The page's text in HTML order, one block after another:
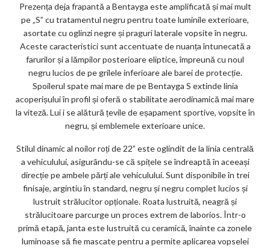
Prezența deja frapantă a Bentayga este amplificată și mai mult
pe „S” cu tratamentul negru pentru toate luminile exterioare,
asortate cu oglinzi negre și praguri laterale vopsite în negru.
Aceste caracteristici sunt accentuate de nuanța întunecată a
farurilor și a lămpilor posterioare eliptice, împreună cu noul
negru lucios de pe grilele inferioare ale barei de protecție.
Spoilerul spate mai mare de pe Bentayga S extinde linia
acoperișului în profil și oferă o stabilitate aerodinamică mai mare
la viteză. Lui i se alătură țevile de eșapament sportive, vopsite în
negru, și emblemele exterioare unice.
Stilul dinamic al noilor roți de 22” este oglindit de la linia centrală
a vehiculului, asigurându-se că spițele se îndreaptă în aceeași
direcție pe ambele părți ale vehiculului. Sunt disponibile în trei
finisaje, argintiu în standard, negru și negru complet lucios și
lustruit strălucitor opționale. Roata lustruită, neagră și
strălucitoare parcurge un proces extrem de laborios. Într-o
primă etapă, janta este lustruită cu ceramică, înainte ca zonele
luminoase să fie mascate pentru a permite aplicarea vopselei